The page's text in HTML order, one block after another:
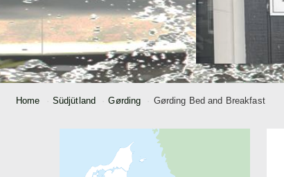
Home Südjütland Gørding Gørding Bed and Breakfast